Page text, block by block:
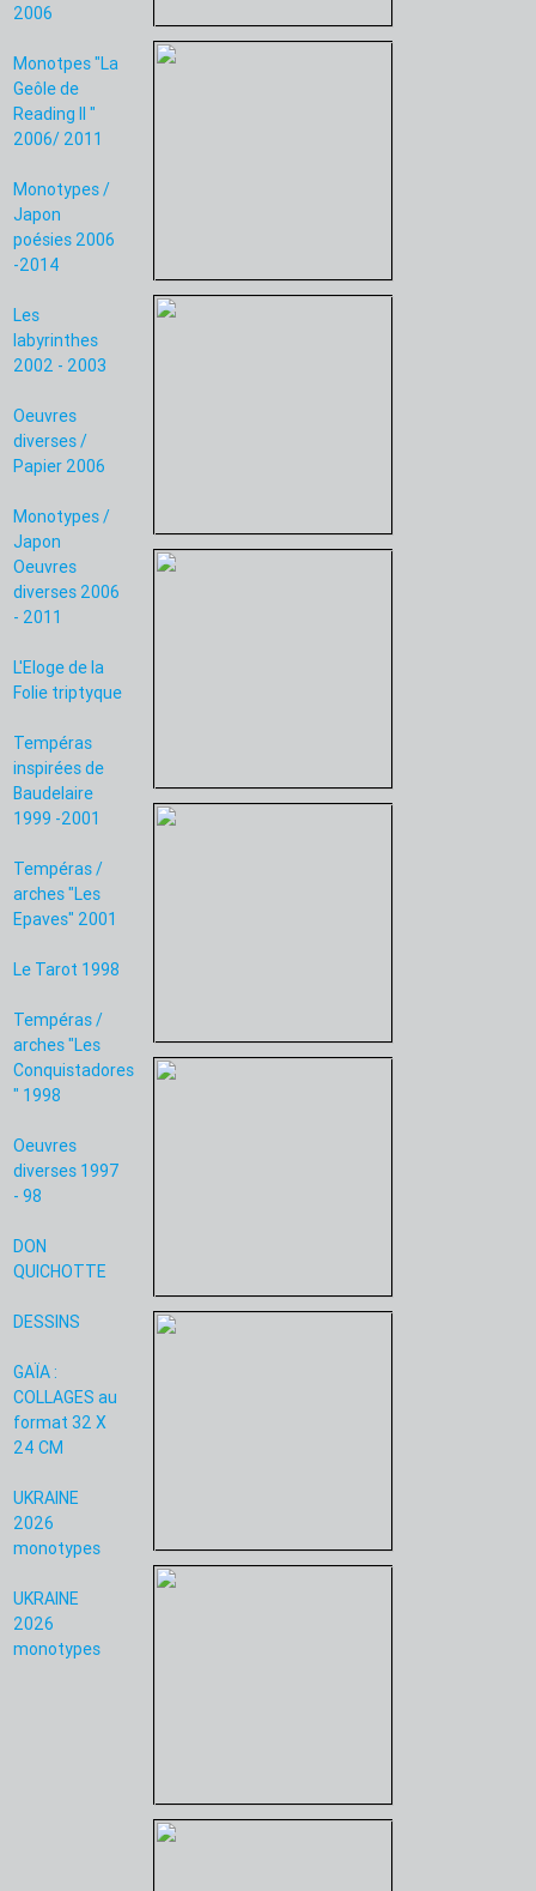
2006
Monotpes "La
Geôle de
Reading II "
2006/ 2011
Monotypes /
Japon
poésies 2006
-2014
Les
labyrinthes
2002 - 2003
Oeuvres
diverses /
Papier 2006
Monotypes /
Japon
Oeuvres
diverses 2006
- 2011
L'Eloge de la
Folie triptyque
Tempéras
inspirées de
Baudelaire
1999 -2001
Tempéras /
arches "Les
Epaves" 2001
Le Tarot 1998
Tempéras /
arches "Les
Conquistadores
" 1998
Oeuvres
diverses 1997
- 98
DON
QUICHOTTE
DESSINS
GAÏA :
COLLAGES au
format 32 X
24 CM
UKRAINE
2026
monotypes
UKRAINE
2026
monotypes